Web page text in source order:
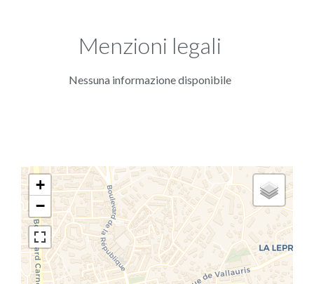
Menzioni legali
Nessuna informazione disponibile
+
−